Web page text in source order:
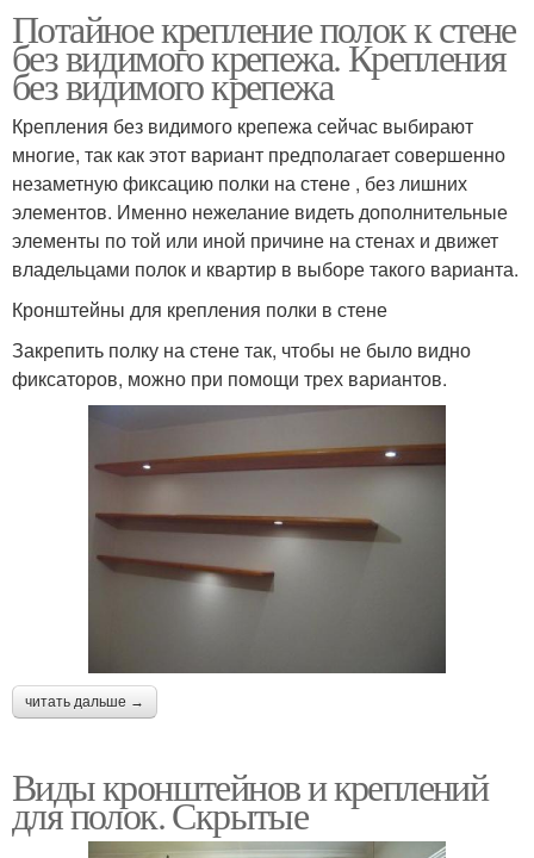
Потайное крепление полок к стене
без видимого крепежа. Крепления
без видимого крепежа
Крепления без видимого крепежа сейчас выбирают
многие, так как этот вариант предполагает совершенно
незаметную фиксацию полки на стене , без лишних
элементов. Именно нежелание видеть дополнительные
элементы по той или иной причине на стенах и движет
владельцами полок и квартир в выборе такого варианта.
Кронштейны для крепления полки в стене
Закрепить полку на стене так, чтобы не было видно
фиксаторов, можно при помощи трех вариантов.
читать дальше →
Виды кронштейнов и креплений
для полок. Скрытые